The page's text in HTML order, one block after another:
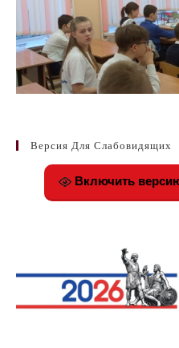
Версия Для Слабовидящих
Включить